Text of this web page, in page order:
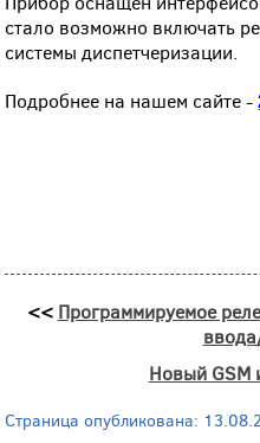
стало возможно включать
системы диспетчеризации.
Подробнее на нашем сайте -
<< Программируемое
Новый GSM
Страница опубликована: